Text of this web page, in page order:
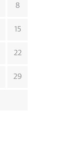
8
15
22
29